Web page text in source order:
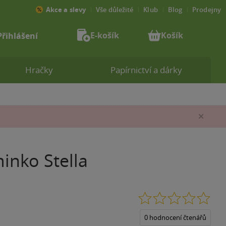
Stella
0 hodnocení čtenářů
Hračky Papírnictví a dárky
Akce a slevy Vše důležité Klub Blog Prodejny
E-košík Košík